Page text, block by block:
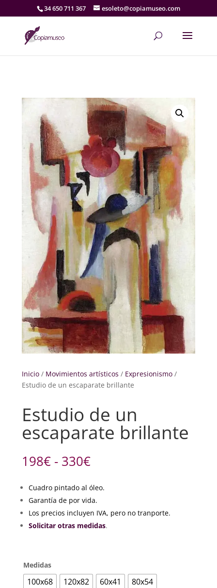
34 650 711 367 esoleto@copiamuseo.com
Inicio/ Movimientos artísticos / Expresionismo/
Estudio de un escaparate brillante
Estudio de un
escaparate brillante
198€ - 330€Rango
de
precios:
desde
198€
hasta
330€
Cuadro pintado al óleo.
Garantía de por vida.
Los precios incluyen IVA, pero no tranporte.
Solicitar otras medidas.
Medidas
100x68 120x82 60x41 80x54